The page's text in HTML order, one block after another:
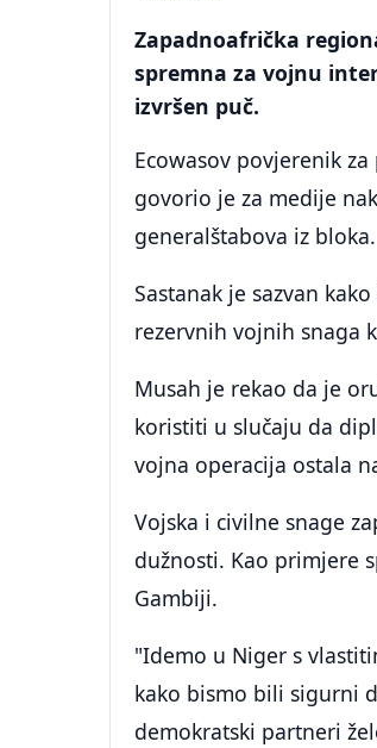
Zapadnoafrička
spremna za vojnu
izvršen puč.
Ecowasov povjerenik
govorio je za medije
generalštabova iz bloka.
Sastanak je sazvan
rezervnih vojnih snaga
Musah je rekao da je
koristiti u slučaju da
vojna operacija ostala
Vojska i civilne snage
dužnosti. Kao primjere
Gambiji.
"Idemo u Niger s
kako bismo bili sigurni
demokratski partneri